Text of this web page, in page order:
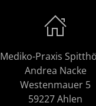
Mediko-Praxis
Andrea Nacke
Westenmauer 5
59227 Ahlen